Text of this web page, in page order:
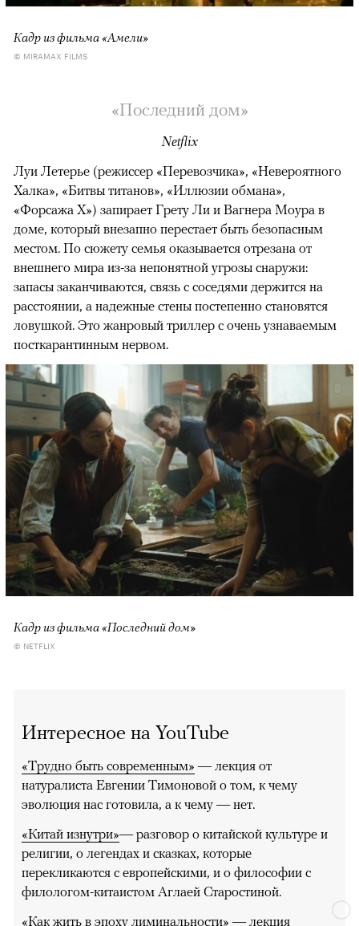
Кадр из фильма «Амели»
© MIRAMAX FILMS
«Последний дом»
Netflix
Луи Летерье (режиссер «Перевозчика», «Невероятного
Халка», «Битвы титанов», «Иллюзии обмана»,
«Форсажа X») запирает Грету Ли и Вагнера Моура в
доме, который внезапно перестает быть безопасным
местом. По сюжету семья оказывается отрезана от
внешнего мира из-за непонятной угрозы снаружи:
запасы заканчиваются, связь с соседями держится на
расстоянии, а надежные стены постепенно становятся
ловушкой. Это жанровый триллер с очень узнаваемым
посткарантинным нервом.
Кадр из фильма «Последний дом»
© NETFLIX
Интересное на YouTube
«Трудно быть современным» — лекция от
натуралиста Евгении Тимоновой о том, к чему
эволюция нас готовила, а к чему — нет.
«Китай изнутри»— разговор о китайской культуре и
религии, о легендах и сказках, которые
перекликаются с европейскими, и о философии с
филологом-китаистом Аглаей Старостиной.
«Как жить в эпоху лиминальности» — лекция